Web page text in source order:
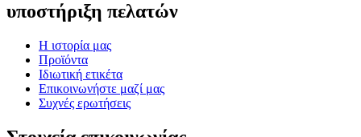
υποστήριξη πελατών
Η ιστορία μας
Προϊόντα
Ιδιωτική ετικέτα
Επικοινωνήστε μαζί μας
Συχνές ερωτήσεις